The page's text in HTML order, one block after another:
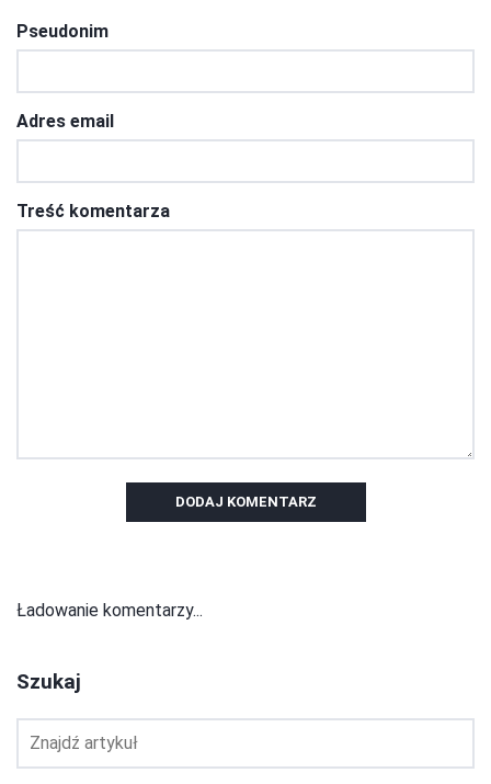
Pseudonim
Adres email
Treść komentarza
DODAJ KOMENTARZ
Ładowanie komentarzy...
Szukaj